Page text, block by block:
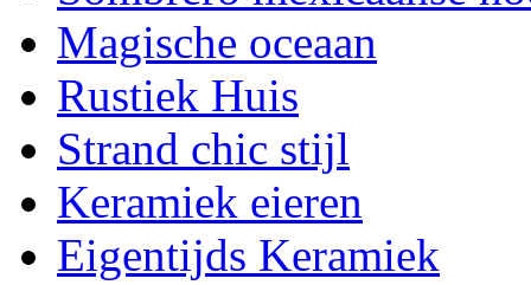
Magische oceaan
Rustiek Huis
Strand chic stijl
Keramiek eieren
Eigentijds Keramiek